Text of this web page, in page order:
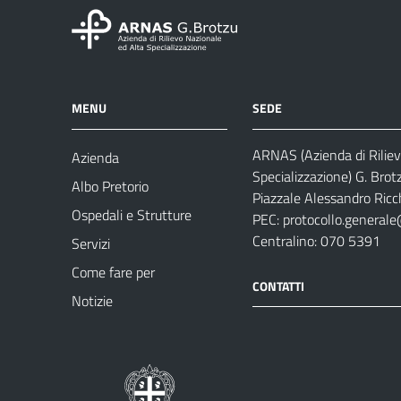
MENU
Azienda
Albo Pretorio
Ospedali e Strutture
Servizi
Come fare per
Notizie
SEDE
ARNAS (Azienda di
Specializzazione) G.
Piazzale Alessandro
PEC:
Centralino: 070 5391
CONTATTI